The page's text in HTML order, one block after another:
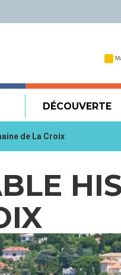
DÉCOUVERTE
de La Croix